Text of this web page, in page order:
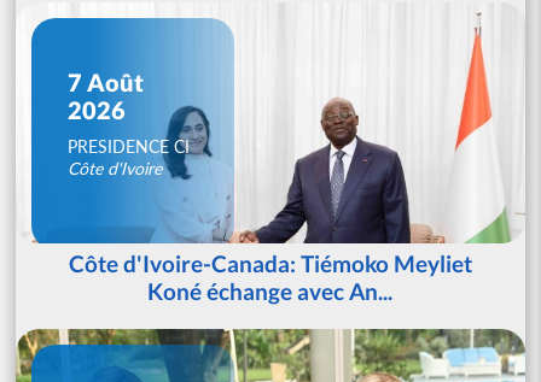
7 Août
2026
PRESIDENCE CI
Côte d'Ivoire
Côte d'Ivoire-Canada: Tiémoko Meyliet
Koné échange avec An...